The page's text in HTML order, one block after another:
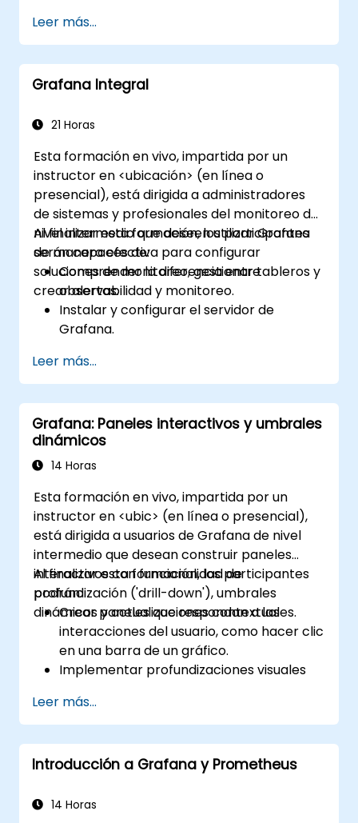
visualización de datos.
Utilizar el Lenguaje de Consulta de
Grafana (Grafana Query Language) para
consultas complejas.
escalar Grafana, optimizar el rendimiento
Leer más...
Grafana Integral
21 Horas
Esta formación en vivo, impartida por un
instructor en <ubicación> (en línea o
presencial), está dirigida a administradores
de sistemas y profesionales del monitoreo de
nivel intermedio que deseen utilizar Grafana
de manera efectiva para configurar
soluciones de monitoreo, gestionar tableros y
crear alertas.
Al finalizar esta formación, los participantes
serán capaces de:
Comprender la diferencia entre
observabilidad y monitoreo.
Instalar y configurar el servidor de
Grafana.
de datos como Prometheus, InfluxDB y
ElasticSearch.
Crear, gestionar y personalizar tableros y
gráficos.
Utilizar variables y consultas para crear
tableros dinámicos.
través de Grafana.
Instalar y gestionar complementos
(plugins) para extender las
funcionalidades de Grafana.
Leer más...
Grafana: Paneles interactivos y umbrales
dinámicos
14 Horas
Esta formación en vivo, impartida por un
instructor en <ubic> (en línea o presencial),
está dirigida a usuarios de Grafana de nivel
intermedio que desean construir paneles
interactivos con funcionalidad de
profundización ('drill-down'), umbrales
dinámicos y actualizaciones contextuales.
Al finalizar esta formación, los participantes
podrán:
Crear paneles que respondan a las
interacciones del usuario, como hacer clic
en una barra de un gráfico.
Implementar profundizaciones visuales
abrir nuevas pestañas).
Configurar gráficos circulares y paneles
detallados basados en filtros de
selección.
reaccionen a la entrada del usuario y a
Leer más...
Introducción a Grafana y Prometheus
14 Horas